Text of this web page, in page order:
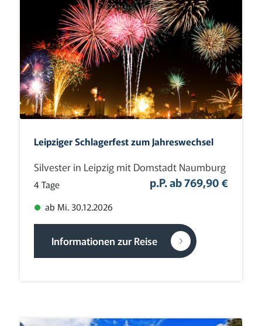
Leipziger Schlagerfest zum Jahreswechsel
Silvester in Leipzig mit Domstadt Naumburg
4 Tage
ab Mi. 30.12.2026
p.P. ab 769,90 €
Informationen zur Reise